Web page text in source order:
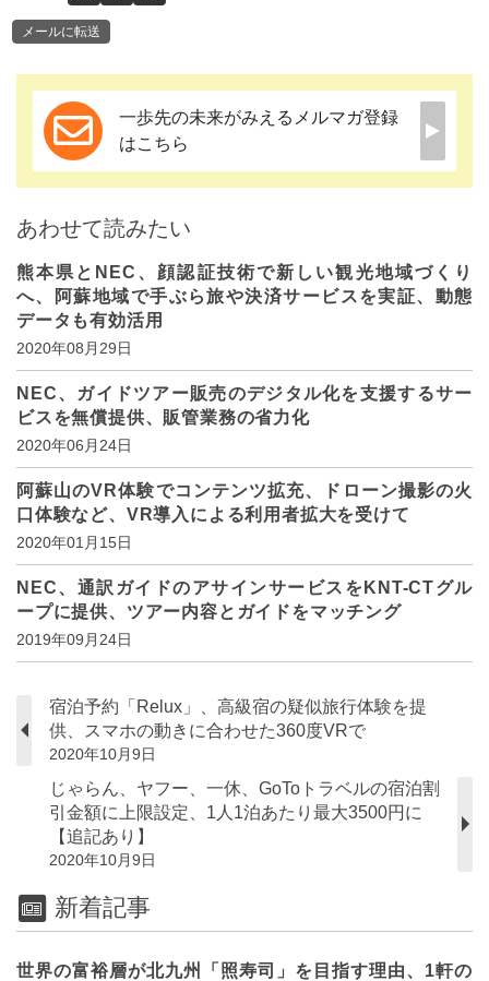
メールに転送
一歩先の未来がみえるメルマガ登録
はこちら
あわせて読みたい
熊本県とNEC、顔認証技術で新しい観光地域づくり
へ、阿蘇地域で手ぶら旅や決済サービスを実証、動態
データも有効活用
2020年08月29日
NEC、ガイドツアー販売のデジタル化を支援するサー
ビスを無償提供、販管業務の省力化
2020年06月24日
阿蘇山のVR体験でコンテンツ拡充、ドローン撮影の火
口体験など、VR導入による利用者拡大を受けて
2020年01月15日
NEC、通訳ガイドのアサインサービスをKNT-CTグル
ープに提供、ツアー内容とガイドをマッチング
2019年09月24日
宿泊予約「Relux」、高級宿の疑似旅行体験を提
供、スマホの動きに合わせた360度VRで
2020年10月9日
じゃらん、ヤフー、一休、GoToトラベルの宿泊割
引金額に上限設定、1人1泊あたり最大3500円に
【追記あり】
2020年10月9日
新着記事
世界の富裕層が北九州「照寿司」を目指す理由、1軒の